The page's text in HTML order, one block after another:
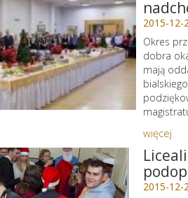
2015-12-
Okres
dobra
mają
więcej
2015-12-